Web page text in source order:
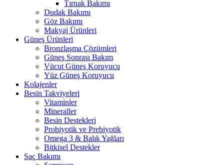
Tırnak Bakımı
Dudak Bakımı
Göz Bakımı
Makyaj Ürünleri
Güneş Ürünleri
Bronzlaşma Çözümleri
Güneş Sonrası Bakım
Vücut Güneş Koruyucu
Yüz Güneş Koruyucu
Kolajenler
Besin Takviyeleri
Vitaminler
Mineraller
Besin Destekleri
Probiyotik ve Prebiyotik
Omega 3 & Balık Yağları
Bitkisel Destekler
Saç Bakımı